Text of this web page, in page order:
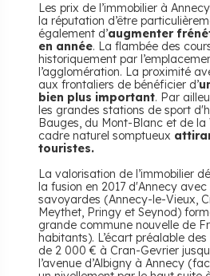
Les prix de l’immobilier à
la réputation d’être
également d’augmenter
en année. La flambée des
historiquement par
l’agglomération. La proximité
aux frontaliers de bénéficier d’
bien plus important. Par
les grandes stations de sport
Bauges, du Mont-Blanc et de la
cadre naturel somptueux
touristes.
La valorisation de l’immobilier
la fusion en 2017 d'Annecy
savoyardes (Annecy-le-Vieux,
Meythet, Pringy et Seynod)
grande commune nouvelle de
habitants). L’écart préalable
de 2 000 € à Cran-Gevrier
l’avenue d’Albigny à Annecy